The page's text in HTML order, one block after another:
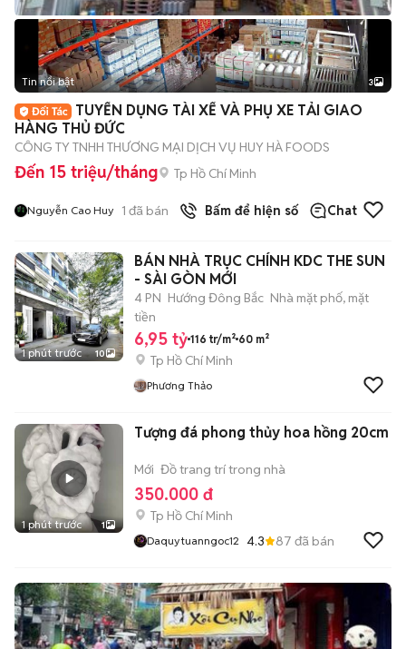
Tin nổi bật 3
TUYỂN DỤNG TÀI XẾ VÀ PHỤ XE TẢI GIAO
HÀNG THỦ ĐỨC
CÔNG TY TNHH THƯƠNG MẠI DỊCH VỤ HUY HÀ FOODS
Đến 15 triệu/tháng Tp Hồ Chí Minh
Nguyễn Cao Huy 1 đã bán Bấm để hiện số Chat
1 phút trước 10
BÁN NHÀ TRỤC CHÍNH KDC THE SUN
- SÀI GÒN MỚI
4 PN Hướng Đông Bắc Nhà mặt phố, mặt
tiền
6,95 tỷ 116 tr/m² 60 m²
Tp Hồ Chí Minh
Phương Thảo
1 phút trước 1
Tượng đá phong thủy hoa hồng 20cm
Mới Đồ trang trí trong nhà
350.000 đ
Tp Hồ Chí Minh
Daquytuanngoc12 4.3 87 đã bán